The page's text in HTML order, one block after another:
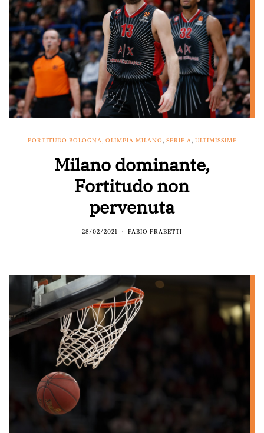
FORTITUDO BOLOGNA, OLIMPIA MILANO, SERIE A, ULTIMISSIME
Milano dominante,
Fortitudo non
pervenuta
28/02/2021 FABIO FRABETTI